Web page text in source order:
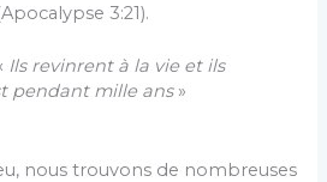
3:21).
Ils revinrent à la vie et ils
pendant mille ans »
nous trouvons de nombreuses